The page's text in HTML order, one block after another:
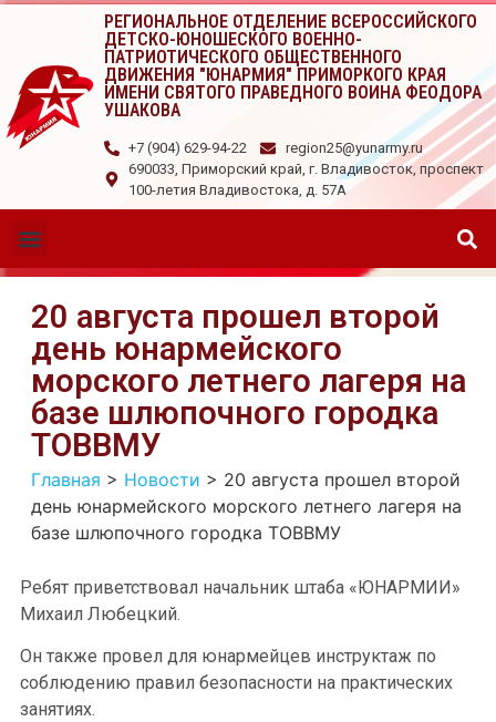
РЕГИОНАЛЬНОЕ ОТДЕЛЕНИЕ ВСЕРОССИЙСКОГО
ДЕТСКО-ЮНОШЕСКОГО ВОЕННО-
ПАТРИОТИЧЕСКОГО ОБЩЕСТВЕННОГО
ДВИЖЕНИЯ "ЮНАРМИЯ" ПРИМОРКОГО КРАЯ
ИМЕНИ СВЯТОГО ПРАВЕДНОГО ВОИНА ФЕОДОРА
УШАКОВА
+7 (904) 629-94-22
region25@yunarmy.ru
690033, Приморский край, г. Владивосток, проспект
100-летия Владивостока, д. 57А
20 августа прошел второй
день юнармейского
морского летнего лагеря на
базе шлюпочного городка
ТОВВМУ
Главная > Новости > 20 августа прошел второй
день юнармейского морского летнего лагеря на
базе шлюпочного городка ТОВВМУ
Ребят приветствовал начальник штаба «ЮНАРМИИ»
Михаил Любецкий.
Он также провел для юнармейцев инструктаж по
соблюдению правил безопасности на практических
занятиях.